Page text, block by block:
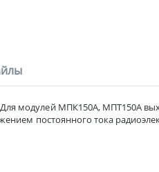
модулей МПК150А, МПТ150А
постоянного тока